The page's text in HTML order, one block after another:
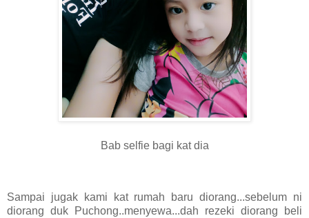
Bab selfie bagi kat dia
Sampai jugak kami kat rumah baru diorang...sebelum ni
diorang duk Puchong..menyewa...dah rezeki diorang beli